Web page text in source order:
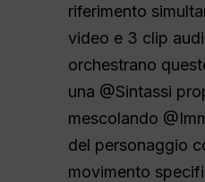
riferimento
video e 3 clip
orchestrano
una @Sintassi
mescolando
del personaggio
movimento